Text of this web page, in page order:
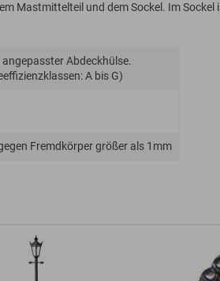
Mastmittelteil und dem Sockel. Im Sockel
Abdeckhülse.
A bis G)
Fremdkörper größer als 1mm